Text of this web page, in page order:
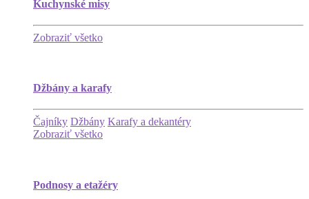
Kuchynské misy
Zobraziť všetko
Džbány a karafy
Čajníky Džbány Karafy a dekantéry
Zobraziť všetko
Podnosy a etažéry